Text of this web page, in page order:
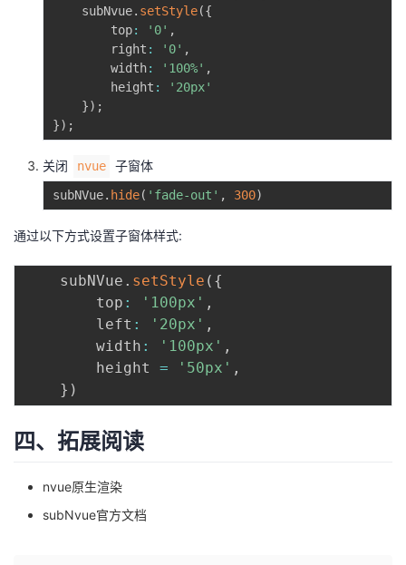
	subNvue
. setStyle({
		top
: '0' ,
		right
: '0' ,
		width
: '100%' ,
		height
:
'20px'
}) ;
}) ;
关闭 nvue 子窗体
subNVue. hide( 'fade-out' , 300)
通过以下方式设置子窗体样式:
	subNVue
. setStyle ( {
	    top
: '100px' ,
	    left
: '20px' ,
	    width
: '100px' ,
	    height
= '50px' ,
} )
四、拓展阅读
nvue原生渲染
subNvue官方文档